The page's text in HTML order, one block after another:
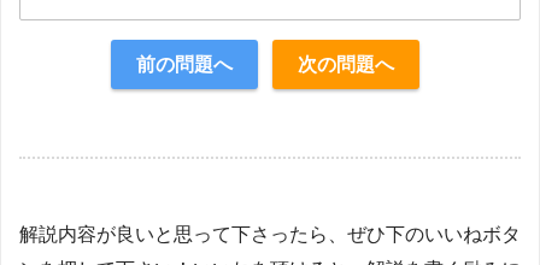
前の問題へ 次の問題へ
解説内容が良いと思って下さったら、ぜひ下のいいねボタ